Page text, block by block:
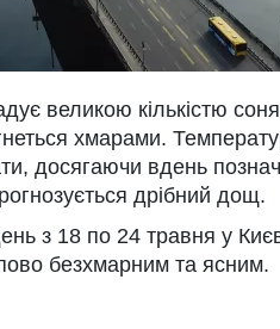
великою кількістю
хмарами.
досягаючи вдень
дрібний дощ.
з 18 по 24 травня у
безхмарним та ясним.